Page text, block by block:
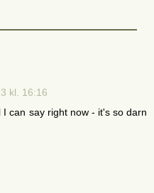
kl. 16:16
can say right now - it's so darn